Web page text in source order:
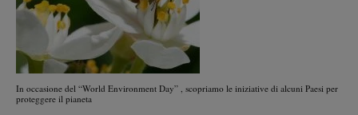
In occasione del “World Environment Day” , scopriamo le iniziative di alcuni Paesi per
proteggere il pianeta